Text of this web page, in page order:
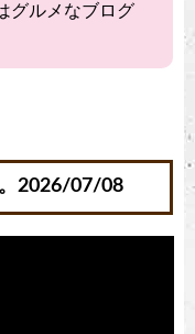
グルメなブログ
2026/07/08